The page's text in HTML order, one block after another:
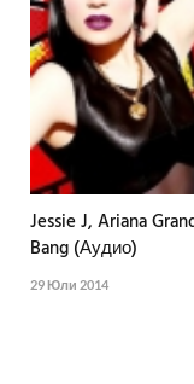
Jessie J, Ariana
Bang (Аудио)
29 Юли 2014